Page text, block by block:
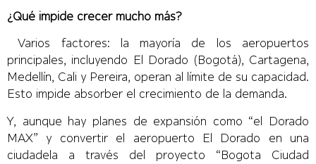
¿Qué impide crecer mucho más?
Varios factores: la mayoría de los aeropuertos
principales, incluyendo El Dorado (Bogotá), Cartagena,
Medellín, Cali y Pereira, operan al límite de su capacidad.
Esto impide absorber el crecimiento de la demanda.
Y, aunque hay planes de expansión como “el Dorado
MAX” y convertir el aeropuerto El Dorado en una
ciudadela a través del proyecto “Bogota Ciudad